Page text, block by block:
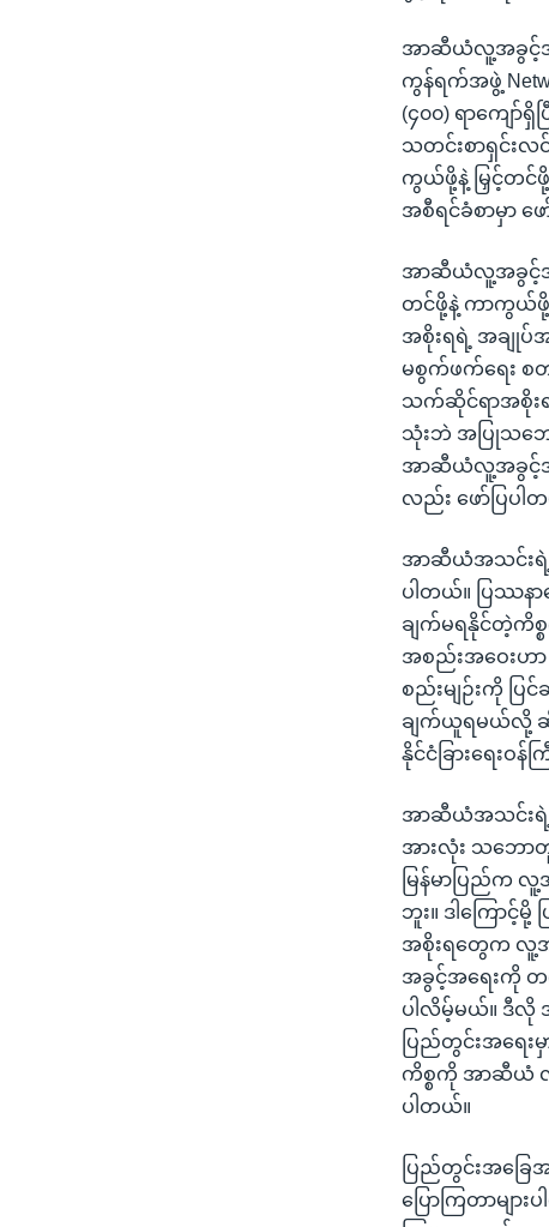
အာဆီယံလူ့အခွင့်အ
ကွန်ရက်အဖွဲ့
(၄၀၀) ရာကျော်
သတင်းစာရှင်းလ
ကွယ်ဖို့နဲ့ မြှင့်တင်
အစီရင်ခံစာမှာ
အာဆီယံလူ့အခွင့်အ
တင်ဖို့နဲ့ ကာကွယ်ဖို့
အစိုးရရဲ့ အချုပ်အ
မစွက်ဖက်ရေး စ
သက်ဆိုင်ရာအစိုး
သုံးဘဲ အပြုသဘေ
အာဆီယံလူ့အခွင့်အ
လည်း ဖော်ပြပ
အာဆီယံအသင်းရဲ့
ပါတယ်။ ပြဿန
ချက်မရနိုင်တဲ့ကိစ္
အစည်းအဝေးဟ
စည်းမျဉ်းကို ပြ
ချက်ယူရမယ်လို့ ဆို
နိုင်ငံခြားရေးဝ
အာဆီယံအသင်းရဲ့
အားလုံး သဘော
မြန်မာပြည်က
ဘူး။ ဒါကြောင့်
အစိုးရတွေက လူ့အ
အခွင့်အရေးကို တ
ပါလိမ့်မယ်။ ဒီလို
ပြည်တွင်းအရေ
ကိစ္စကို အာဆီယံ
ပါတယ်။
ပြည်တွင်းအခြ
ပြောကြတာမျာ